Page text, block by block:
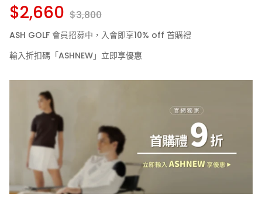
$2,660 $3,800
ASH GOLF 會員招募中，入會即享10% off 首購禮
輸入折扣碼「ASHNEW」立即享優惠